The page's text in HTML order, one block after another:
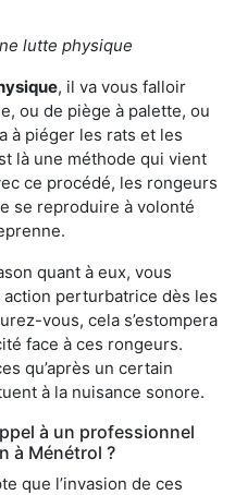
lutte physique
, il va vous falloir
ou de piège à palette, ou
à piéger les rats et les
là une méthode qui vient
ce procédé, les rongeurs
se reproduire à volonté
quant à eux, vous
perturbatrice dès les
vous, cela s’estompera
face à ces rongeurs.
qu’après un certain
à la nuisance sonore.
à un professionnel
à Ménétrol ?
que l’invasion de ces